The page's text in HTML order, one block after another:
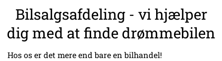
Bilsalgsafdeling - vi hjælper
dig med at finde drømmebilen
Hos os er det mere end bare en bilhandel!